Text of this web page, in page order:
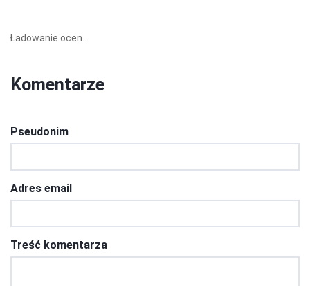
Ładowanie ocen...
Komentarze
Pseudonim
Adres email
Treść komentarza